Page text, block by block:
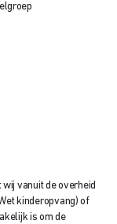
vanuit de overheid
kinderopvang) of
is om de